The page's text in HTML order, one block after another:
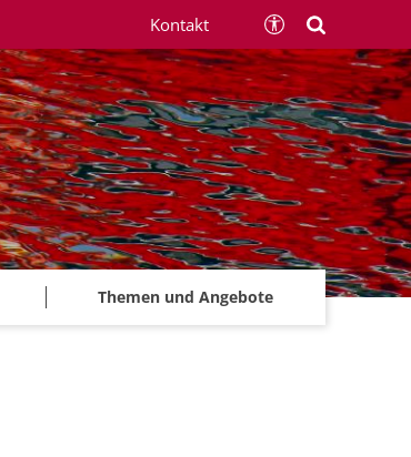
Themen und Angebote
Kontakt